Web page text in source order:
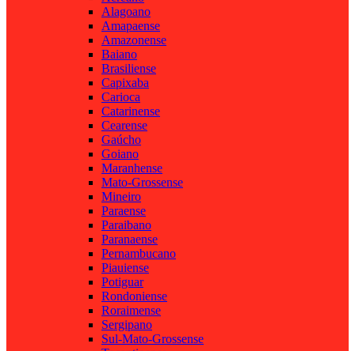
Alagoano
Amapaense
Amazonense
Baiano
Brasiliense
Capixaba
Carioca
Catarinense
Cearense
Gaúcho
Goiano
Maranhense
Mato-Grossense
Mineiro
Paraense
Paraibano
Paranaense
Pernambucano
Piauiense
Potiguar
Rondoniense
Roraimense
Sergipano
Sul-Mato-Grossense